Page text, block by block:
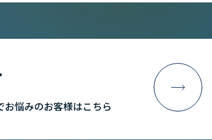
悩みのお客様はこちら